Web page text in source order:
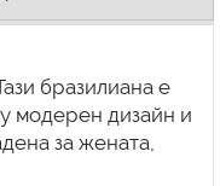
бразилиана е
модерен дизайн и
за жената,